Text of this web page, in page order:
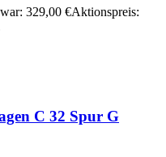
329,00 €Aktionspreis:
C 32 Spur G